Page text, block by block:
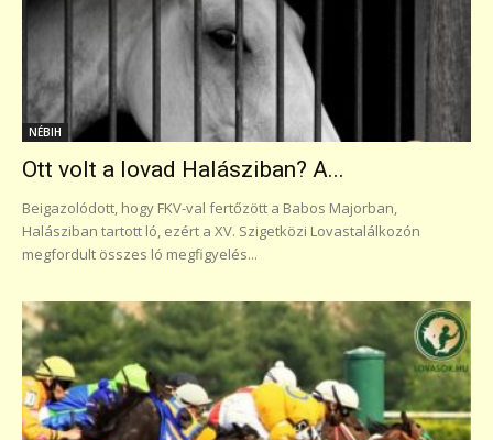
NÉBIH
Ott volt a lovad Halásziban? A...
Beigazolódott, hogy FKV-val fertőzött a Babos Majorban,
Halásziban tartott ló, ezért a XV. Szigetközi Lovastalálkozón
megfordult összes ló megfigyelés...